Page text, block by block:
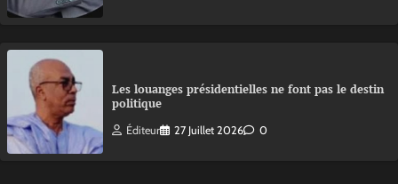
Les louanges présidentielles ne font pas le destin
politique
Éditeur 27 Juillet 2026 0